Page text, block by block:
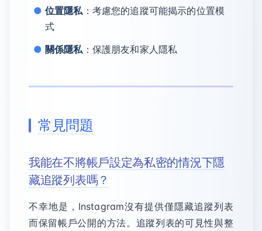
位置隱私：考慮您的追蹤可能揭示的位置模
式
關係隱私：保護朋友和家人隱私
常見問題
我能在不將帳戶設定為私密的情況下隱
藏追蹤列表嗎？
不幸地是，Instagram沒有提供僅隱藏追蹤列表
而保留帳戶公開的方法。追蹤列表的可見性與整